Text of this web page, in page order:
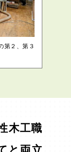
第２、第３
木工職